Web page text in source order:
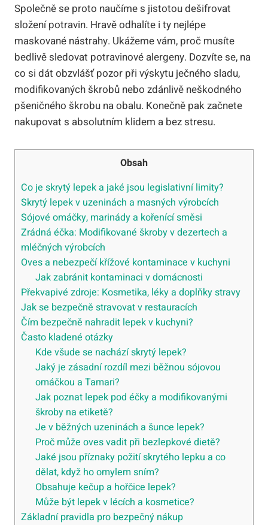
Společně se proto naučíme s jistotou dešifrovat
složení potravin. Hravě odhalíte i ty nejlépe
maskované nástrahy. Ukážeme vám, proč musíte
bedlivě sledovat potravinové alergeny. Dozvíte se, na
co si dát obzvlášť pozor při výskytu ječného sladu,
modifikovaných škrobů nebo zdánlivě neškodného
pšeničného škrobu na obalu. Konečně pak začnete
nakupovat s absolutním klidem a bez stresu.
Obsah
Co je skrytý lepek a jaké jsou legislativní limity?
Skrytý lepek v uzeninách a masných výrobcích
Sójové omáčky, marinády a kořenící směsi
Zrádná éčka: Modifikované škroby v dezertech a
mléčných výrobcích
Oves a nebezpečí křížové kontaminace v kuchyni
Jak zabránit kontaminaci v domácnosti
Překvapivé zdroje: Kosmetika, léky a doplňky stravy
Jak se bezpečně stravovat v restauracích
Čím bezpečně nahradit lepek v kuchyni?
Často kladené otázky
Kde všude se nachází skrytý lepek?
Jaký je zásadní rozdíl mezi běžnou sójovou
omáčkou a Tamari?
Jak poznat lepek pod éčky a modifikovanými
škroby na etiketě?
Je v běžných uzeninách a šunce lepek?
Proč může oves vadit při bezlepkové dietě?
Jaké jsou příznaky požití skrytého lepku a co
dělat, když ho omylem sním?
Obsahuje kečup a hořčice lepek?
Může být lepek v lécích a kosmetice?
Základní pravidla pro bezpečný nákup